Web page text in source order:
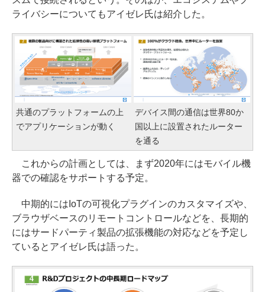
ライバシーについてもアイゼレ氏は紹介した。
共通のプラットフォームの上
でアプリケーションが動く
デバイス間の通信は世界80か
国以上に設置されたルーター
を通る
これからの計画としては、まず2020年にはモバイル機
器での確認をサポートする予定。
中期的にはIoTの可視化プラグインのカスタマイズや、
ブラウザベースのリモートコントロールなどを、長期的
にはサードパーティ製品の拡張機能の対応などを予定し
ているとアイゼレ氏は語った。